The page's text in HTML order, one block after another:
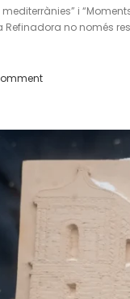
mediterrànies” i
Refinadora no només